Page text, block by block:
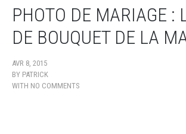
PHOTO DE MARIAGE :
DE BOUQUET DE LA
AVR 8, 2015
BY PATRICK
WITH NO COMMENTS